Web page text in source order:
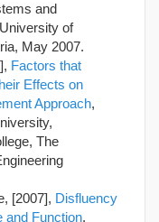
and
of
May 2007.
Factors that
Effects on
Approach,
The
[2007], Disfluency
and Function,